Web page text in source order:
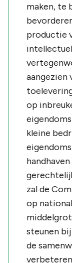
maken, te
productie
aangezien
op
kleine
zal de
op
steunen
de